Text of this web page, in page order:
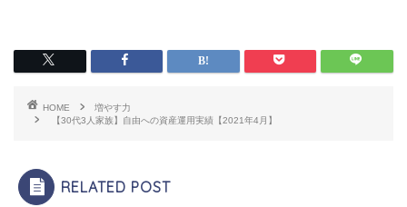
HOME
増やす力
【30代3人家族】自由への資産運用実績【2021年4月】
RELATED POST